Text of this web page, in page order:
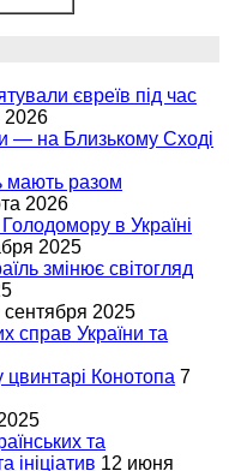
євреїв під час
2026
— на Близькому Сході
мають разом
2026
в Україні
2025
змінює світогляд
сентября 2025
справ України та
цвинтарі Конотопа 7
та
ініціатив 12 июня